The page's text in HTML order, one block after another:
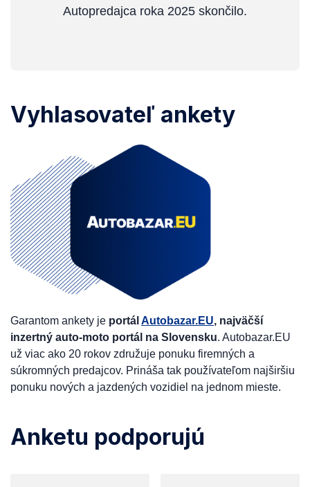
Autopredajca roka 2025 skončilo.
Vyhlasovateľ ankety
Garantom ankety je portál Autobazar.EU, najväčší
inzertný auto-moto portál na Slovensku. Autobazar.EU
už viac ako 20 rokov združuje ponuku firemných a
súkromných predajcov. Prináša tak používateľom najširšiu
ponuku nových a jazdených vozidiel na jednom mieste.
Anketu podporujú